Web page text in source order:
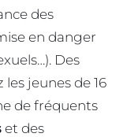
des
en danger
Des
jeunes de 16
de fréquents
et des